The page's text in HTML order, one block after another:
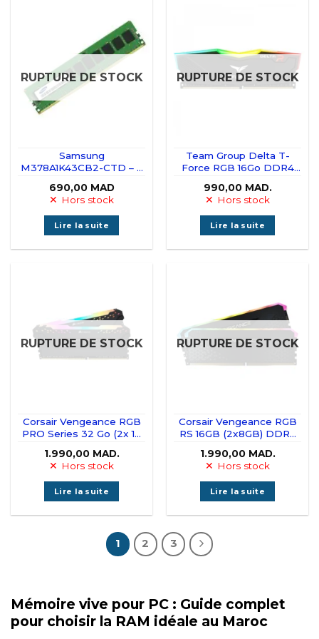
RUPTURE DE STOCK
Samsung
M378A1K43CB2-CTD – 8
(Sans emballage)
690,00 MAD
Hors stock
Lire la suite
RUPTURE DE STOCK
Team Group Delta T-
Force RGB 16Go DDR4
emballage)
990,00 MAD.
Hors stock
Lire la suite
RUPTURE DE STOCK
Corsair Vengeance RGB
PRO Series 32 Go (2x 16
CL16 – (Sans emballage)
1.990,00 MAD.
Hors stock
Lire la suite
RUPTURE DE STOCK
Corsair Vengeance RGB
RS 16GB (2x8GB) DDR4
emballage)
1.990,00 MAD.
Hors stock
Lire la suite
1 2 3
Mémoire vive pour PC : Guide complet
pour choisir la RAM idéale au Maroc